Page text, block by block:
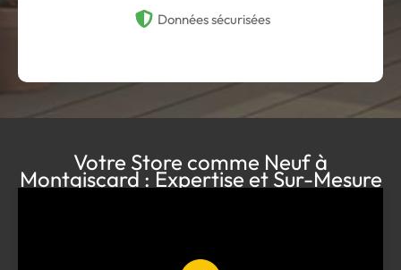
Données sécurisées
Votre Store comme Neuf à
Montgiscard : Expertise et Sur-Mesure